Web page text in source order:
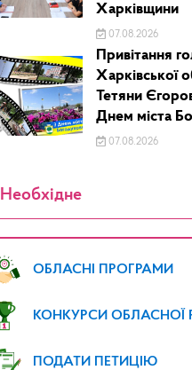
Харківщини
07.08.2026
Привітання
Харківської
Тетяни
Днем міста
07.08.2026
Необхідне
ОБЛАСНІ ПРОГРАМИ
КОНКУРСИ ОБЛАСНОЇ
ПОДАТИ ПЕТИЦІЮ